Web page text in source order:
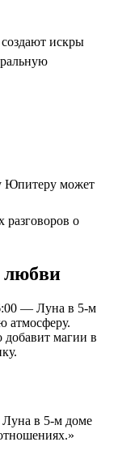
искры
Юпитеру может
разговоров о
любви
— Луна в 5-м
атмосферу.
магии в
в 5-м доме